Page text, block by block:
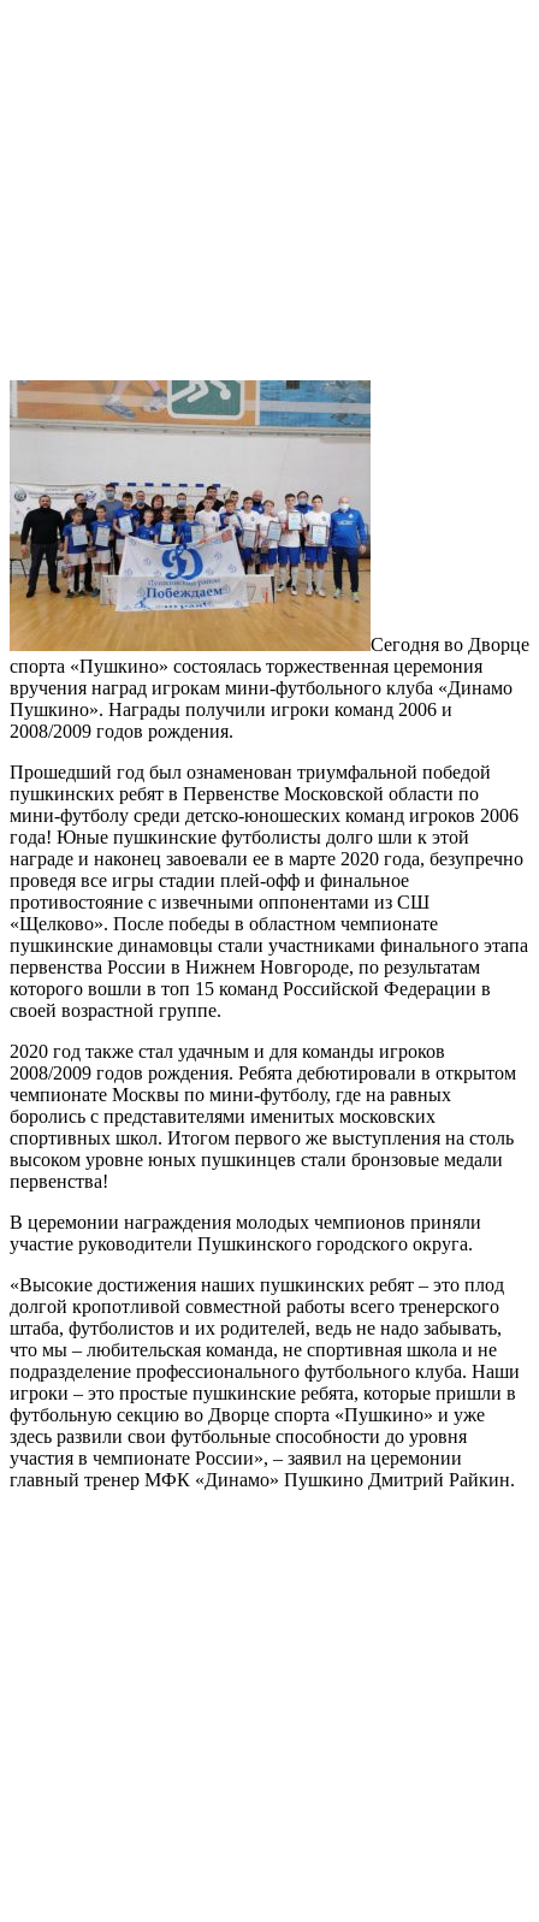
Сегодня во Дворце
спорта «Пушкино» состоялась торжественная церемония
вручения наград игрокам мини-футбольного клуба «Динамо
Пушкино». Награды получили игроки команд 2006 и
2008/2009 годов рождения.
Прошедший год был ознаменован триумфальной победой
пушкинских ребят в Первенстве Московской области по
мини-футболу среди детско-юношеских команд игроков 2006
года! Юные пушкинские футболисты долго шли к этой
награде и наконец завоевали ее в марте 2020 года, безупречно
проведя все игры стадии плей-офф и финальное
противостояние с извечными оппонентами из СШ
«Щелково». После победы в областном чемпионате
пушкинские динамовцы стали участниками финального этапа
первенства России в Нижнем Новгороде, по результатам
которого вошли в топ 15 команд Российской Федерации в
своей возрастной группе.
2020 год также стал удачным и для команды игроков
2008/2009 годов рождения. Ребята дебютировали в открытом
чемпионате Москвы по мини-футболу, где на равных
боролись с представителями именитых московских
спортивных школ. Итогом первого же выступления на столь
высоком уровне юных пушкинцев стали бронзовые медали
первенства!
В церемонии награждения молодых чемпионов приняли
участие руководители Пушкинского городского округа.
«Высокие достижения наших пушкинских ребят – это плод
долгой кропотливой совместной работы всего тренерского
штаба, футболистов и их родителей, ведь не надо забывать,
что мы – любительская команда, не спортивная школа и не
подразделение профессионального футбольного клуба. Наши
игроки – это простые пушкинские ребята, которые пришли в
футбольную секцию во Дворце спорта «Пушкино» и уже
здесь развили свои футбольные способности до уровня
участия в чемпионате России», – заявил на церемонии
главный тренер МФК «Динамо» Пушкино Дмитрий Райкин.